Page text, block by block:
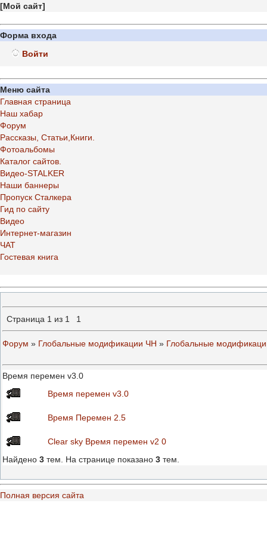
[Мой сайт]
Форма входа
Войти
Меню сайта
Главная страница
Наш хабар
Форум
Рассказы, Статьи,Книги.
Фотоальбомы
Каталог сайтов.
Видео-STALKER
Наши баннеры
Пропуск Сталкера
Гид по сайту
Видео
Интернет-магазин
ЧАТ
Гостевая книга
Страница 1 из 1 1
Форум » Глобальные модификации ЧН » Глобальные
Время перемен v3.0
Время перемен v3.0
Время Перемен 2.5
Clear sky Время перемен v2 0
Найдено 3 тем. На странице показано 3 тем.
Полная версия сайта